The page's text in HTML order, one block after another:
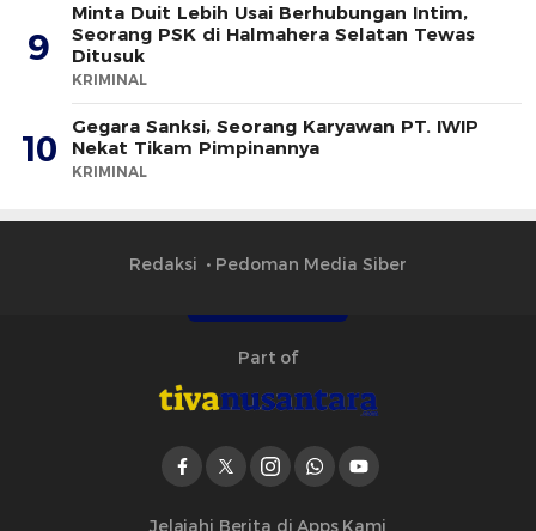
9
Minta Duit Lebih Usai Berhubungan Intim,
Seorang PSK di Halmahera Selatan Tewas
Ditusuk
KRIMINAL
10
Gegara Sanksi, Seorang Karyawan PT. IWIP
Nekat Tikam Pimpinannya
KRIMINAL
Redaksi Pedoman Media Siber
Part of
Jelajahi Berita di Apps Kami